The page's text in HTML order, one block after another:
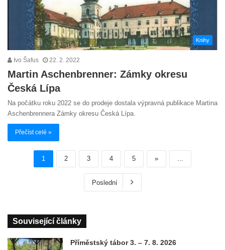
Knihy
Ivo Šafus 22. 2. 2022
Martin Aschenbrenner: Zámky okresu
Česká Lípa
Na počátku roku 2022 se do prodeje dostala výpravná publikace Martina
Aschenbrennera Zámky okresu Česká Lípa.
Přečíst celé »
1 2 3 4 5 »
Poslední
Související články
Příměstský tábor 3. – 7. 8. 2026